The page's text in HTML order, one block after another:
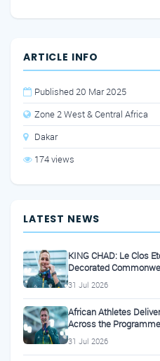
ARTICLE INFO
Published 20 Mar 2025
Zone 2 West & Central Africa
Dakar
174 views
LATEST NEWS
KING CHAD: Le Clos
Decorated
31 Jul 2026
African Athletes
Across the Programme
31 Jul 2026